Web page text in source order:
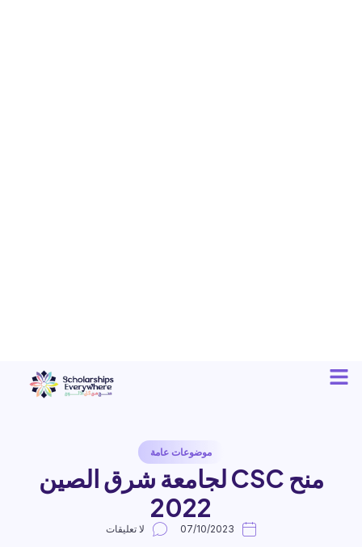
موضوعات عامة
منح CSC لجامعة شرق الصين
2022
07/10/2023 لا تعليقات